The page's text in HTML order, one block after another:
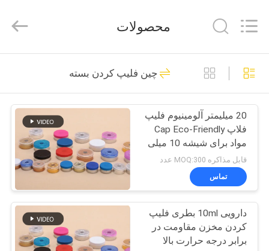
صفحه
اصلی
محصولات
درباره
کارخانه
Industry
Rights
لیوان های شیشه ای
335
برچسب های ویال
256
محصولات
چین فلیپ کردن بسته
20 میلیمتر آلومینیوم فلیپ
فلاپ Cap Eco-Friendly
مواد برای شیشه 10 میلی
لیتر
قابل مذاکره MOQ:300 عدد
تماس
دارویی 10ml بطری فلیپ
کردن مخزن مقاومت در
برابر درجه حرارت بالا